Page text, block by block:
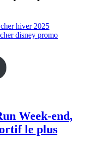
Week-end,
le plus